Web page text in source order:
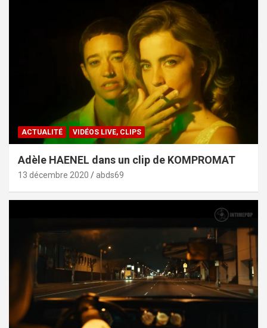
ACTUALITÉ VIDÉOS LIVE, CLIPS
Adèle HAENEL dans un clip de KOMPROMAT
13 décembre 2020 abds69